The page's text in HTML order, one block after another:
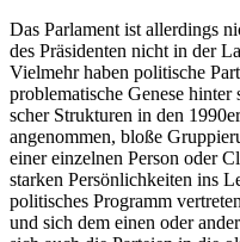
Das Parlament ist allerdings
des Präsidenten nicht in der
Vielmehr haben politische
problematische Genese
scher Strukturen in den
angenommen, bloße
einer einzelnen Person oder
starken Persönlichkeiten ins
politisches Programm
und sich dem einen oder